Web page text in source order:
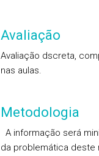
Avaliação
Avaliação dscreta,
nas aulas.
Metodologia
A informação será
da problemática deste